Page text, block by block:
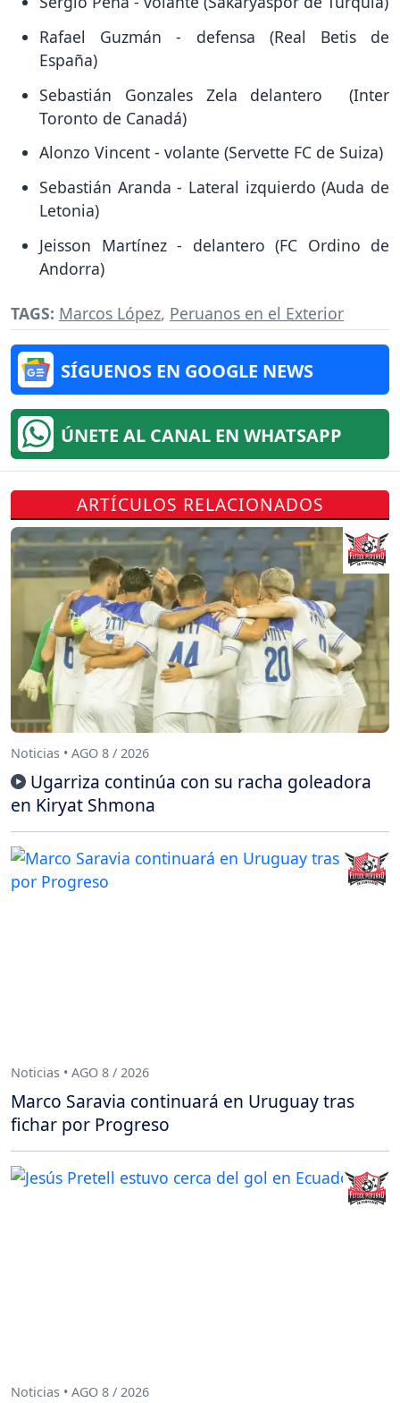
Rafael Guzmán - defensa (Real Betis de
España)
Sebastián Gonzales Zela delantero (Inter
Toronto de Canadá)
Alonzo Vincent - volante (Servette FC de Suiza)
Sebastián Aranda - Lateral izquierdo (Auda de
Letonia)
Jeisson Martínez - delantero (FC Ordino de
Andorra)
TAGS: Marcos López, Peruanos en el Exterior
SÍGUENOS EN GOOGLE NEWS
ÚNETE AL CANAL EN WHATSAPP
ARTÍCULOS RELACIONADOS
Noticias • AGO 8 / 2026
Ugarriza continúa con su racha goleadora
en Kiryat Shmona
Noticias • AGO 8 / 2026
Marco Saravia continuará en Uruguay tras
fichar por Progreso
Noticias • AGO 8 / 2026